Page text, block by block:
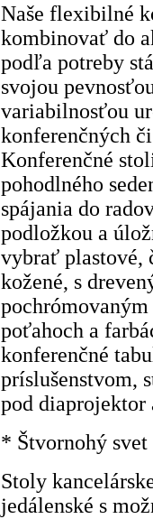
Naše flexibilné
kombinovať do
podľa potreby
svojou
variabilnosťou
konferenčných
Konferenčné
pohodlného
spájania do
podložkou a
vybrať plastové,
kožené, s
poťahoch a
konferenčné
príslušenstvom,
pod diaprojektor
* Štvornohý
Stoly
jedálenské s